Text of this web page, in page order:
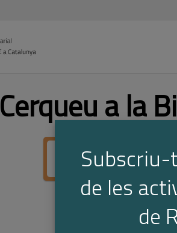
Cerqueu a la
de les
de